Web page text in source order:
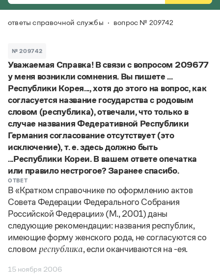
Справочная служба
Все вопросы
Словари
Большой орфоэпический словарь русского языка
Большой толковый словарь русских глаголов
Большой толковый словарь русских существительных
Большой толковый словарь русского языка
Большой универсальный словарь русского языка
Русский орфографический словарь
Русское словесное ударение
Современный словарь иностранных слов
Словарь антонимов
Словарь методических терминов
Словарь русских имён
Словарь синонимов
Словарь собственных имён
Словарь трудностей русского языка
Словари русского языка как государственного
Везде
Поиск по всем разделам
Словари
Русский орфографический словарь
Большой орфоэпический словарь русского языка
Словарь трудностей русского языка
Русское словесное ударение
Словарь собственных имён
Большой универсальный словарь русского языка
Современный словарь иностранных слов
Большой толковый словарь русских
существительных
Большой толковый словарь русских глаголов
Словарь синонимов
Словарь антонимов
Управление в русском языке
Ответы справочной службы
Справочники
Правила русской орфографии и пунктуации
Русский язык: краткий теоретический курс для
Письмовник
Справочник по пунктуации
Словарь-справочник трудностей русского языка
Справочник по фразеологии
Словарь-справочник «Непростые слова»
Азбучные истины
Правила русской орфографии и пунктуации
Учебник
Можно использовать знаки подстановки
? — для любого символа, включая пробелы и дефисы (к?
мпания, тер?а?а,общественно?полезный)
*
— для любого количества символов, кроме пробела
(видео-*,ране*ый)
ответы справочной службы вопрос № 209742
№ 209742
Уважаемая Справка! В связи с вопросом 209677
у меня возникли сомнения. Вы пишете ...
Республики Корея..., хотя до этого на вопрос, как
согласуется название государства с родовым
словом (республика), отвечали, что только в
случае названия Федеративной Республики
Германия согласование отсутствует (это
исключение), т. е. здесь должно быть
...Республики Кореи. В вашем ответе опечатка
или правило нестрогое? Заранее спасибо.
ОТВЕТ
В «Кратком справочнике по оформлению актов
Совета Федерации Федерального Собрания
Российской Федерации» (М., 2001) даны
следующие рекомендации: названия республик,
имеющие форму женского рода, не согласуются со
словом республика, если оканчиваются на -ея.
15 ноября 2006